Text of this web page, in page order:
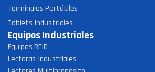
Terminales Portátiles
Tablets Industriales
Equipos Industriales
Equipos RFID
Lectoras Industriales